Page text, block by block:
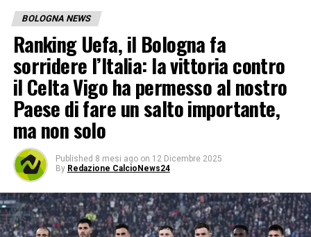
BOLOGNA NEWS
Ranking Uefa, il Bologna fa
sorridere l’Italia: la vittoria contro
il Celta Vigo ha permesso al nostro
Paese di fare un salto importante,
ma non solo
Published 8 mesi ago on 12 Dicembre 2025
By Redazione CalcioNews24